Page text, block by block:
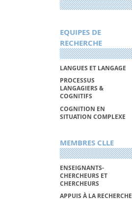
EQUIPES DE
RECHERCHE
LANGUES ET LANGAGE
PROCESSUS
LANGAGIERS &
COGNITIFS
COGNITION EN
SITUATION COMPLEXE
MEMBRES CLLE
ENSEIGNANTS-
CHERCHEURS ET
CHERCHEURS
APPUIS À LA RECHERCHE